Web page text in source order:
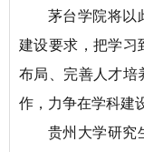
茅台学院将以
建设要求， 把学习
布局
完善人才培
作，力争在学科建
贵州大学研究